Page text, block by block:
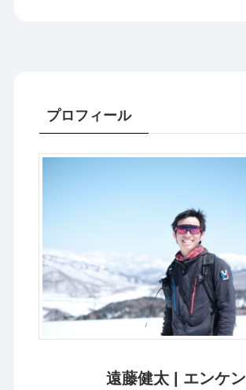
プロフィール
遠藤健太 | エンケン